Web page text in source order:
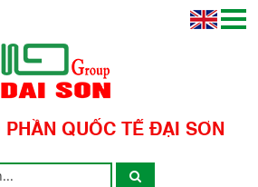
QUỐC TẾ ĐẠI SƠN